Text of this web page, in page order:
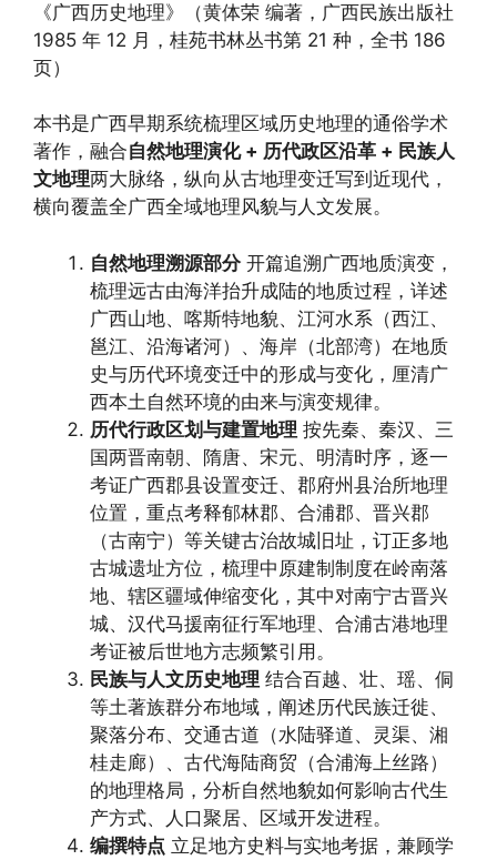
《广西历史地理》（黄体荣 编著，广西民族出版社
1985 年 12 月，桂苑书林丛书第 21 种，全书 186
页）
本书是广西早期系统梳理区域历史地理的通俗学术
著作，融合自然地理演化 + 历代政区沿革 + 民族人
文地理两大脉络，纵向从古地理变迁写到近现代，
横向覆盖全广西全域地理风貌与人文发展。
自然地理溯源部分 开篇追溯广西地质演变，
梳理远古由海洋抬升成陆的地质过程，详述
广西山地、喀斯特地貌、江河水系（西江、
邕江、沿海诸河）、海岸（北部湾）在地质
史与历代环境变迁中的形成与变化，厘清广
西本土自然环境的由来与演变规律。
历代行政区划与建置地理 按先秦、秦汉、三
国两晋南朝、隋唐、宋元、明清时序，逐一
考证广西郡县设置变迁、郡府州县治所地理
位置，重点考释郁林郡、合浦郡、晋兴郡
（古南宁）等关键古治故城旧址，订正多地
古城遗址方位，梳理中原建制制度在岭南落
地、辖区疆域伸缩变化，其中对南宁古晋兴
城、汉代马援南征行军地理、合浦古港地理
考证被后世地方志频繁引用。
民族与人文历史地理 结合百越、壮、瑶、侗
等土著族群分布地域，阐述历代民族迁徙、
聚落分布、交通古道（水陆驿道、灵渠、湘
桂走廊）、古代海陆商贸（合浦海上丝路）
的地理格局，分析自然地貌如何影响古代生
产方式、人口聚居、区域开发进程。
编撰特点 立足地方史料与实地考据，兼顾学